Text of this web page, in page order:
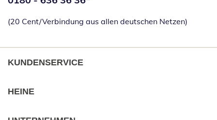
(20 Cent/Verbindung aus allen deutschen Netzen)
KUNDENSERVICE
HEINE